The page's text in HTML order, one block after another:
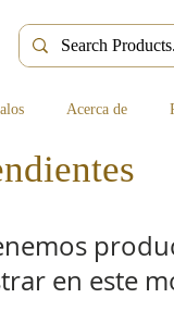
Acerca de
en este